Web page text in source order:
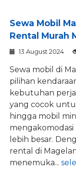
Sewa Mobil
Rental Murah
13 August 2024
Sewa mobil di
pilihan
kebutuhan
yang cocok
hingga mobil
lebih besar.
rental di
menemuka...